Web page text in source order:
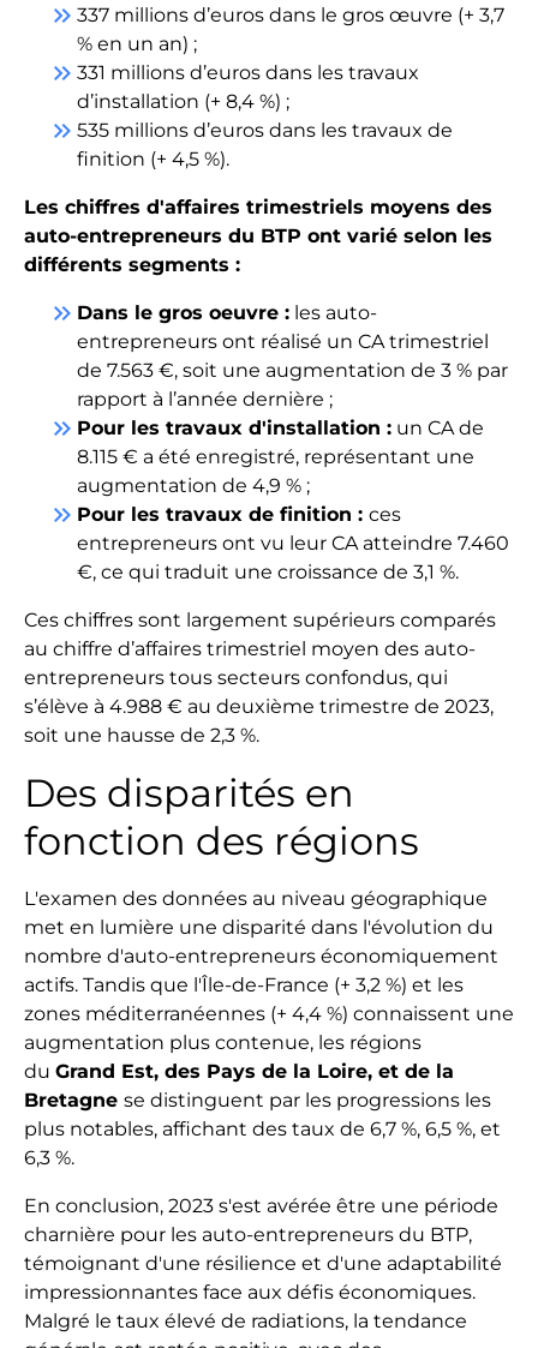
keyboard_double_arrow_right 337 millions d’euros dans le gros œuvre (+ 3,7
% en un an) ;
keyboard_double_arrow_right 331 millions d’euros dans les travaux
d’installation (+ 8,4 %) ;
keyboard_double_arrow_right 535 millions d’euros dans les travaux de
finition (+ 4,5 %).
Les chiffres d'affaires trimestriels moyens des
auto-entrepreneurs du BTP ont varié selon les
différents segments :
keyboard_double_arrow_right Dans le gros oeuvre : les auto-
entrepreneurs ont réalisé un CA trimestriel
de 7.563 €, soit une augmentation de 3 % par
rapport à l’année dernière ;
keyboard_double_arrow_right Pour les travaux d'installation : un CA de
8.115 € a été enregistré, représentant une
augmentation de 4,9 % ;
keyboard_double_arrow_right Pour les travaux de finition : ces
entrepreneurs ont vu leur CA atteindre 7.460
€, ce qui traduit une croissance de 3,1 %.
Ces chiffres sont largement supérieurs comparés
au chiffre d’affaires trimestriel moyen des auto-
entrepreneurs tous secteurs confondus, qui
s’élève à 4.988 € au deuxième trimestre de 2023,
soit une hausse de 2,3 %.
Des disparités en
fonction des régions
L'examen des données au niveau géographique
met en lumière une disparité dans l'évolution du
nombre d'auto-entrepreneurs économiquement
actifs. Tandis que l'Île-de-France (+ 3,2 %) et les
zones méditerranéennes (+ 4,4 %) connaissent une
augmentation plus contenue, les régions
du Grand Est, des Pays de la Loire, et de la
Bretagne se distinguent par les progressions les
plus notables, affichant des taux de 6,7 %, 6,5 %, et
6,3 %.
En conclusion, 2023 s'est avérée être une période
charnière pour les auto-entrepreneurs du BTP,
témoignant d'une résilience et d'une adaptabilité
impressionnantes face aux défis économiques.
Malgré le taux élevé de radiations, la tendance